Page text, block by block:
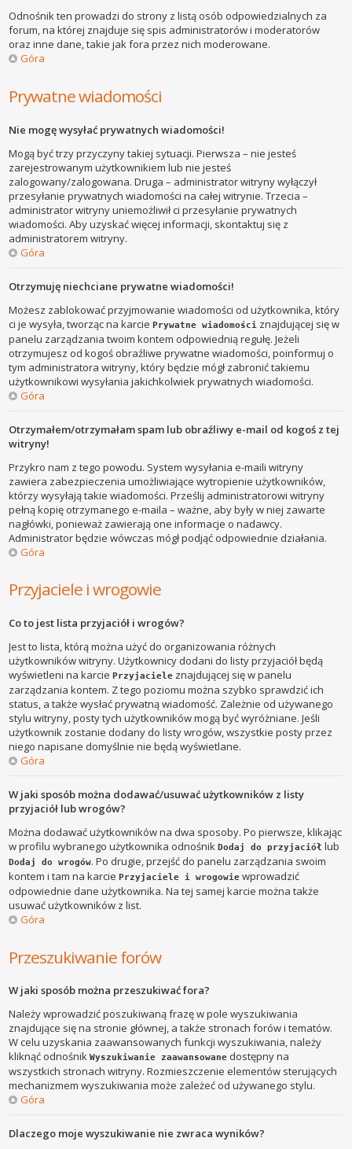
Odnośnik ten prowadzi do strony z listą osób odpowiedzialnych za
forum, na której znajduje się spis administratorów i moderatorów
oraz inne dane, takie jak fora przez nich moderowane.
Góra
Prywatne wiadomości
Nie mogę wysyłać prywatnych wiadomości!
Mogą być trzy przyczyny takiej sytuacji. Pierwsza – nie jesteś
zarejestrowanym użytkownikiem lub nie jesteś
zalogowany/zalogowana. Druga – administrator witryny wyłączył
przesyłanie prywatnych wiadomości na całej witrynie. Trzecia –
administrator witryny uniemożliwił ci przesyłanie prywatnych
wiadomości. Aby uzyskać więcej informacji, skontaktuj się z
administratorem witryny.
Góra
Otrzymuję niechciane prywatne wiadomości!
Możesz zablokować przyjmowanie wiadomości od użytkownika, który
ci je wysyła, tworząc na karciePrywatne wiadomości znajdującej się w
panelu zarządzania twoim kontem odpowiednią regułę. Jeżeli
otrzymujesz od kogoś obraźliwe prywatne wiadomości, poinformuj o
tym administratora witryny, który będzie mógł zabronić takiemu
użytkownikowi wysyłania jakichkolwiek prywatnych wiadomości.
Góra
Otrzymałem/otrzymałam spam lub obraźliwy e-mail od kogoś z tej
witryny!
Przykro nam z tego powodu. System wysyłania e-maili witryny
zawiera zabezpieczenia umożliwiające wytropienie użytkowników,
którzy wysyłają takie wiadomości. Prześlij administratorowi witryny
pełną kopię otrzymanego e-maila – ważne, aby były w niej zawarte
nagłówki, ponieważ zawierają one informacje o nadawcy.
Administrator będzie wówczas mógł podjąć odpowiednie działania.
Góra
Przyjaciele i wrogowie
Co to jest lista przyjaciół i wrogów?
Jest to lista, którą można użyć do organizowania różnych
użytkowników witryny. Użytkownicy dodani do listy przyjaciół będą
wyświetleni na karciePrzyjaciele znajdującej się w panelu
zarządzania kontem. Z tego poziomu można szybko sprawdzić ich
status, a także wysłać prywatną wiadomość. Zależnie od używanego
stylu witryny, posty tych użytkowników mogą być wyróżniane. Jeśli
użytkownik zostanie dodany do listy wrogów, wszystkie posty przez
niego napisane domyślnie nie będą wyświetlane.
Góra
W jaki sposób można dodawać/usuwać użytkowników z listy
przyjaciół lub wrogów?
Można dodawać użytkowników na dwa sposoby. Po pierwsze, klikając
w profilu wybranego użytkownika odnośnikDodaj do przyjaciół lub
Dodaj do wrogów. Po drugie, przejść do panelu zarządzania swoim
kontem i tam na karciePrzyjaciele i wrogowie wprowadzić
odpowiednie dane użytkownika. Na tej samej karcie można także
usuwać użytkowników z list.
Góra
Przeszukiwanie forów
W jaki sposób można przeszukiwać fora?
Należy wprowadzić poszukiwaną frazę w pole wyszukiwania
znajdujące się na stronie głównej, a także stronach forów i tematów.
W celu uzyskania zaawansowanych funkcji wyszukiwania, należy
kliknąć odnośnikWyszukiwanie zaawansowane dostępny na
wszystkich stronach witryny. Rozmieszczenie elementów sterujących
mechanizmem wyszukiwania może zależeć od używanego stylu.
Góra
Dlaczego moje wyszukiwanie nie zwraca wyników?